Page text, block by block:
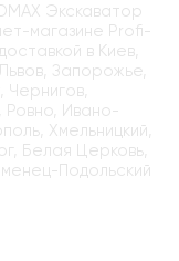
Экскаватор
магазине Profi-
в Киев,
Запорожье,
Чернигов,
Ивано-
Хмельницкий,
Белая Церковь,
Подольский